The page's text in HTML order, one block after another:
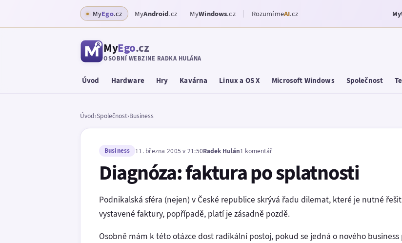
MyEgo.cz MyAndroid.cz MyWindows.cz RozumímeAI.cz
MyEgo.cz
OSOBNÍ WEBZINE RADKA HULÁNA
Úvod Hardware Hry Kavárna Linux a OS X Microsoft Windows Společnost
Úvod›Společnost›Business
Business 11. března 2005 v 21:50Radek Hulán1 komentář
Diagnóza: faktura po splatnosti
Podnikalská sféra (nejen) v České republice skrývá řadu dilemat, které je nutné
vystavené faktury, popřípadě, platí je zásadně pozdě.
Osobně mám k této otázce dost radikální postoj, pokud se jedná o nového